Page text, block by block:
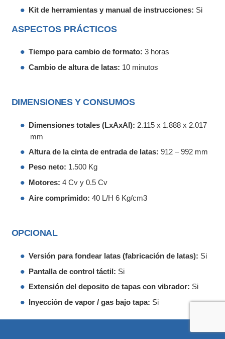
Kit de herramientas y manual de instrucciones: Si
ASPECTOS PRÁCTICOS
Tiempo para cambio de formato: 3 horas
Cambio de altura de latas: 10 minutos
DIMENSIONES Y CONSUMOS
Dimensiones totales (LxAxAl): 2.115 x 1.888 x 2.017
mm
Altura de la cinta de entrada de latas: 912 – 992 mm
Peso neto: 1.500 Kg
Motores: 4 Cv y 0.5 Cv
Aire comprimido: 40 L/H 6 Kg/cm3
OPCIONAL
Versión para fondear latas (fabricación de latas): Si
Pantalla de control táctil: Si
Extensión del deposito de tapas con vibrador: Si
Inyección de vapor / gas bajo tapa: Si​